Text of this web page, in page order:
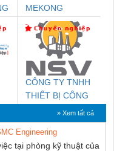
MEKONG
MARINE
SUPPLY
CÔNG TY TNHH
THIẾT BỊ CÔNG
NGHIỆP NIHON
SETSUBI VIỆT
NAM
» Xem tất cả
Engineering
tại phòng kỹ thuật của